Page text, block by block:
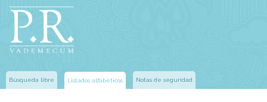
Búsqueda libre Listados alfabéticos Notas de seguridad